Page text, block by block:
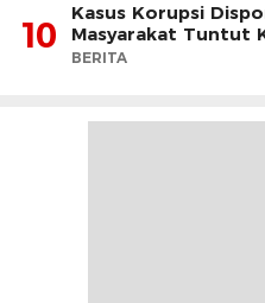
10
Kasus Korupsi
Masyarakat Tuntut
BERITA